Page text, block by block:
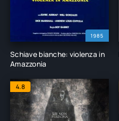
1985
Schiave bianche: violenza in
Amazzonia
4.8